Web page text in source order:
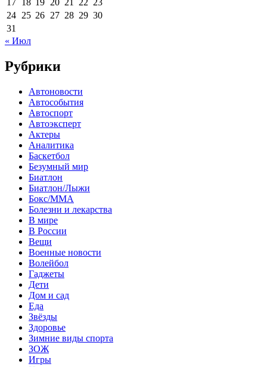
24 25 26 27 28 29 30
31
« Июл
Рубрики
Автоновости
Автособытия
Автоспорт
Автоэксперт
Актеры
Аналитика
Баскетбол
Безумный мир
Биатлон
Биатлон/Лыжи
Бокс/MMA
Болезни и лекарства
В мире
В России
Вещи
Военные новости
Волейбол
Гаджеты
Дети
Дом и сад
Еда
Звёзды
Здоровье
Зимние виды спорта
ЗОЖ
Игры